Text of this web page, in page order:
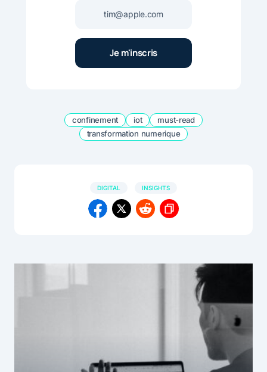
confinement iot
must-read
transformation numerique
DIGITAL INSIGHTS